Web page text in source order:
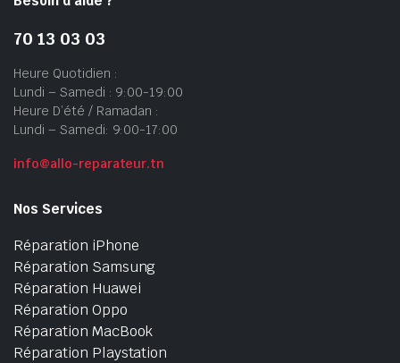
70 13 03 03
Heure Quotidien :
Lundi – Samedi : 9:00-19:00
Heure D’été / Ramadan :
Lundi – Samedi: 9:00-17:00
info@allo-reparateur.tn
Nos Services
Réparation iPhone
Réparation Samsung
Réparation Huawei
Réparation Oppo
Réparation MacBook
Réparation Playstation